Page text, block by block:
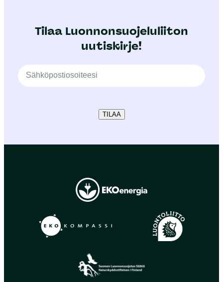
Tilaa Luonnonsuojeluliiton
uutiskirje!
TILAA